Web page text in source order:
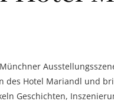
Hotel Mariandl und
Geschichten,